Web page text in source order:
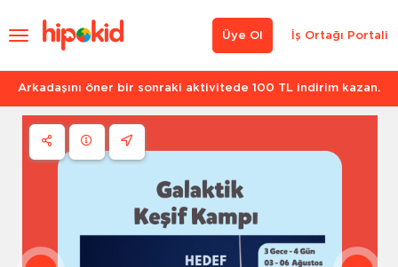
İş Ortağı Portali
Üye Ol
Arkadaşını öner bir sonraki aktivitede 100 TL indirim kazan.